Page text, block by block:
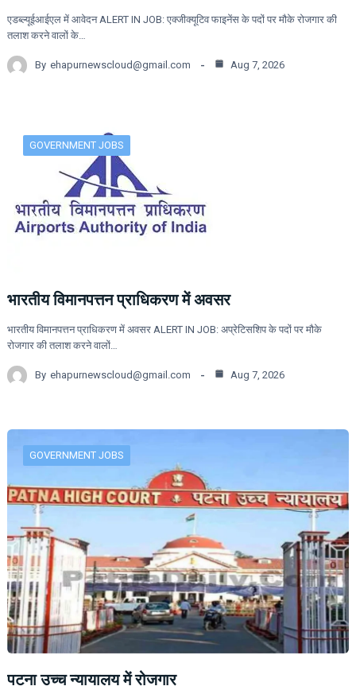
एडब्ल्यूईआईएल में आवेदन ALERT IN JOB: एक्जीक्यूटिव फाइनेंस के पदों पर मौके रोजगार की
तलाश करने वालों के…
By ehapurnewscloud@gmail.com Aug 7, 2026
GOVERNMENT JOBS
भारतीय विमानपत्तन प्राधिकरण में अवसर
भारतीय विमानपत्तन प्राधिकरण में अवसर ALERT IN JOB: अप्रेटिसशिप के पदों पर मौके
रोजगार की तलाश करने वालों…
By ehapurnewscloud@gmail.com Aug 7, 2026
GOVERNMENT JOBS
पटना उच्च न्यायालय में रोजगार